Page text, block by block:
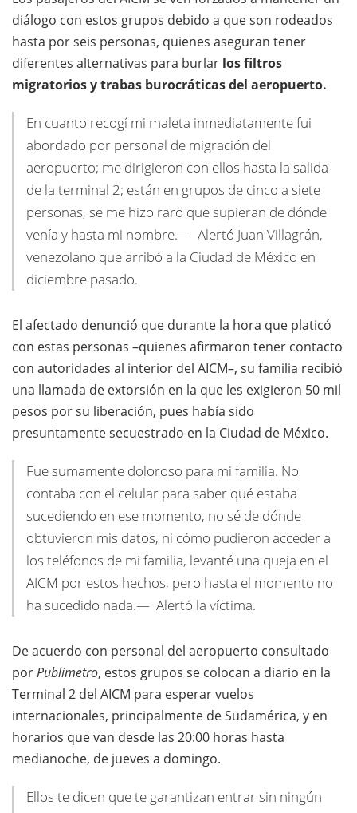
diálogo con estos grupos debido a que son rodeados
hasta por seis personas, quienes aseguran tener
diferentes alternativas para burlar los filtros
migratorios y trabas burocráticas del aeropuerto.
En cuanto recogí mi maleta inmediatamente fui
abordado por personal de migración del
aeropuerto; me dirigieron con ellos hasta la salida
de la terminal 2; están en grupos de cinco a siete
personas, se me hizo raro que supieran de dónde
venía y hasta mi nombre.— Alertó Juan Villagrán,
venezolano que arribó a la Ciudad de México en
diciembre pasado.
El afectado denunció que durante la hora que platicó
con estas personas –quienes afirmaron tener contacto
con autoridades al interior del AICM–, su familia recibió
una llamada de extorsión en la que les exigieron 50 mil
pesos por su liberación, pues había sido
presuntamente secuestrado en la Ciudad de México.
Fue sumamente doloroso para mi familia. No
contaba con el celular para saber qué estaba
sucediendo en ese momento, no sé de dónde
obtuvieron mis datos, ni cómo pudieron acceder a
los teléfonos de mi familia, levanté una queja en el
AICM por estos hechos, pero hasta el momento no
ha sucedido nada.— Alertó la víctima.
De acuerdo con personal del aeropuerto consultado
porPublimetro, estos grupos se colocan a diario en la
Terminal 2 del AICM para esperar vuelos
internacionales, principalmente de Sudamérica, y en
horarios que van desde las 20:00 horas hasta
medianoche, de jueves a domingo.
Ellos te dicen que te garantizan entrar sin ningún